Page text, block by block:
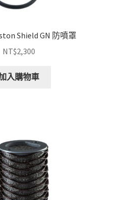
Shield GN 防噴罩
NT$2,300
入購物車